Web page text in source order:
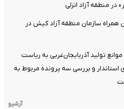
در منطقه آزاد انزلی
همراه سازمان منطقه آزاد کیش در
تولید آذربایجان‌غربی به ریاست
استاندار و بررسی سه پرونده مربوط به
آرشیو